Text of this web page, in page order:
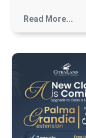
Read More...